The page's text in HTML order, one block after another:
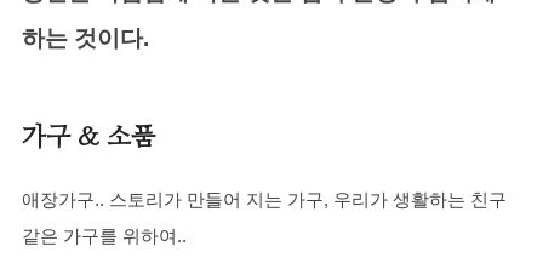
하는 것이다.
가구 & 소품
애장가구.. 스토리가 만들어 지는 가구, 우리가 생활하는 친구
같은 가구를 위하여..